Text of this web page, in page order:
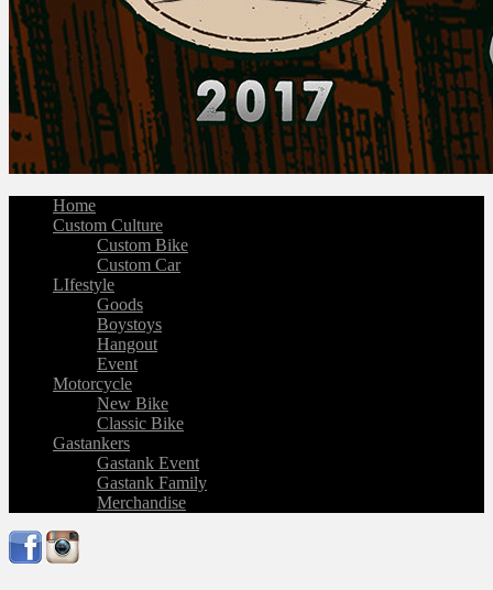
Home
Custom Culture
Custom Bike
Custom Car
LIfestyle
Goods
Boystoys
Hangout
Event
Motorcycle
New Bike
Classic Bike
Gastankers
Gastank Event
Gastank Family
Merchandise